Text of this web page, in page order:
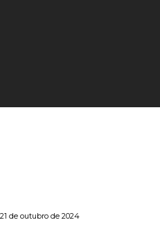
21 de outubro de 2024